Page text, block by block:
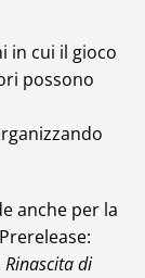
in cui il gioco
possono
anche per la
Rinascita di